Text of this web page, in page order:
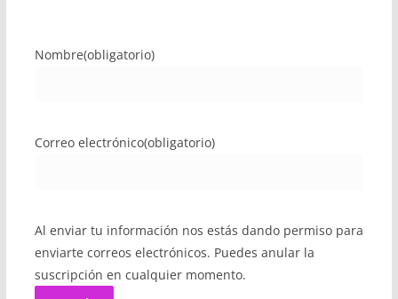
Nombre(obligatorio)
Correo electrónico(obligatorio)
Al enviar tu información nos estás dando permiso para
enviarte correos electrónicos. Puedes anular la
suscripción en cualquier momento.